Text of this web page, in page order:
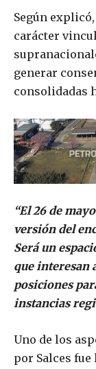
Según
carácter
generar
consolidadas
“El 26 de
versión del
Será un
que interesan
posiciones
instancias
Uno de los
por Salces